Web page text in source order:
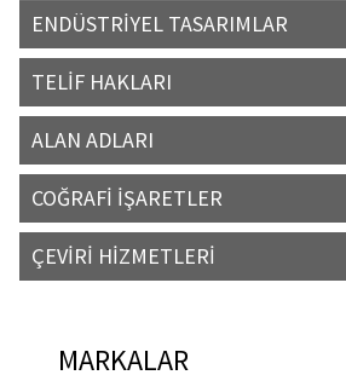
ENDÜSTRİYEL TASARIMLAR
TELİF HAKLARI
ALAN ADLARI
COĞRAFİ İŞARETLER
ÇEVİRİ HİZMETLERİ
MARKALAR